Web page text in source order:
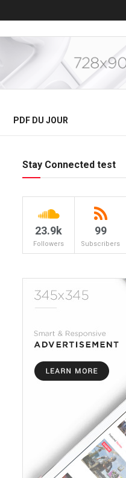
PDF DU JOUR
Stay Connected test
23.9k
Followers
99
Subscribers